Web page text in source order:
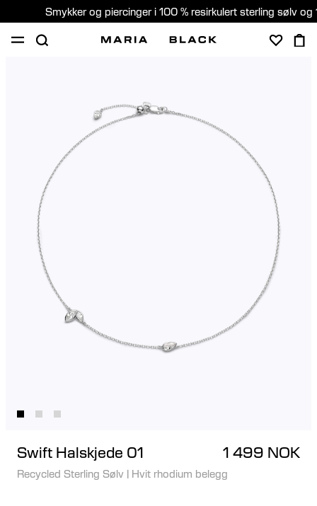
Smykker og piercinger i 100 % resirkulert sterling sølv og
PIERCING KONSULTASJON
Norway (Norsk)
Swift Halskjede 01 1 499 NOK
Recycled Sterling Sølv | Hvit rhodium belegg